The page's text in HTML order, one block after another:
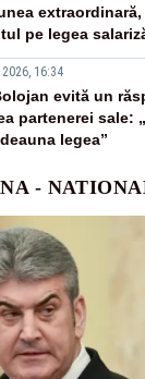
pe legea
16:34
evită un
partenerei sale:
legea”
-